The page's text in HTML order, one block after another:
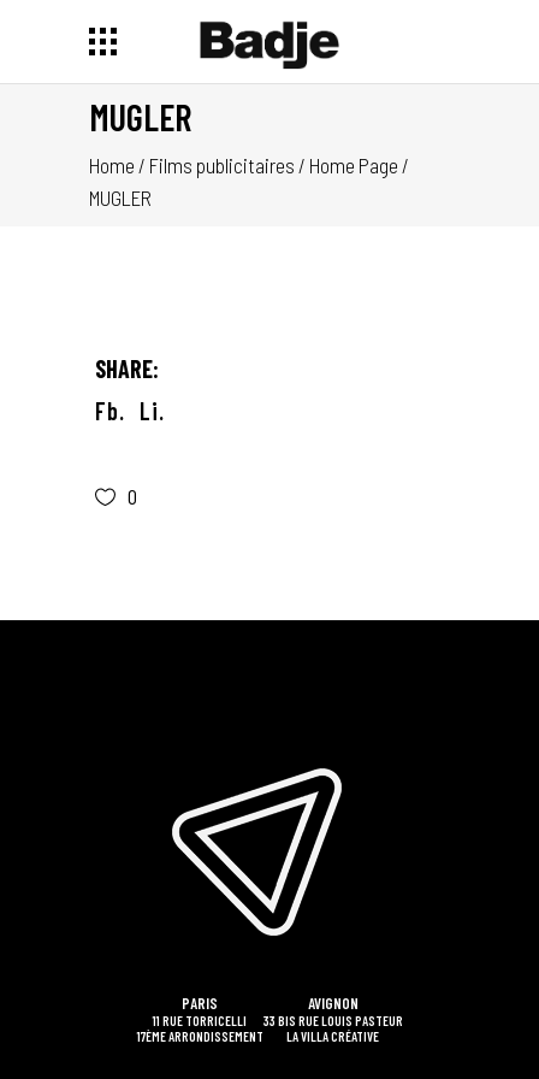
MUGLER
Home / Films publicitaires / Home Page /
MUGLER
SHARE:
Fb. Li.
0
PARIS
11 RUE TORRICELLI
17ÈME ARRONDISSEMENT
AVIGNON
33 BIS RUE LOUIS PASTEUR
LA VILLA CRÉATIVE